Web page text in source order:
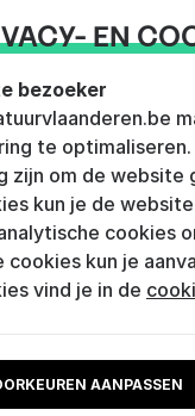
literair werk in
EN
bezoeker
te
zijn om de website
kun je de
cookies
cookies kun je
vind je in de
AANPASSEN